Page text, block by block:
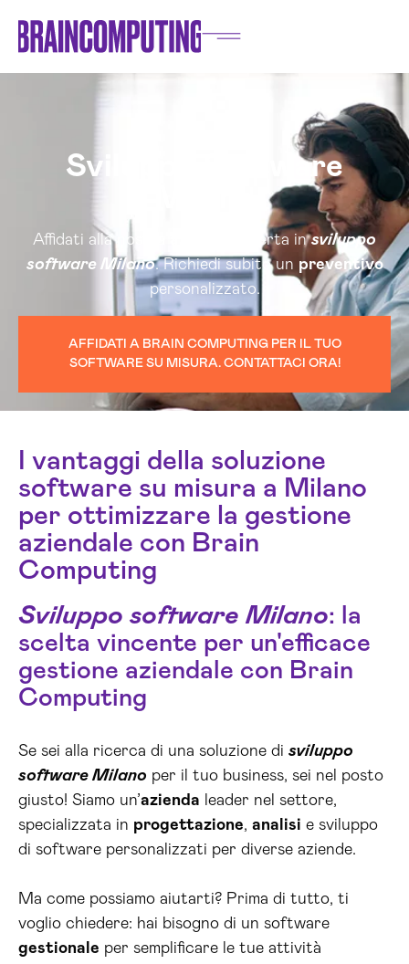
Sviluppo Software
Affidati alla nostra esperta insviluppo
software Milano. Richiedi subito un preventivo
personalizzato.
AFFIDATI A BRAIN COMPUTING PER IL TUO
SOFTWARE SU MISURA. CONTATTACI ORA!
I vantaggi della soluzione
software su misura a Milano
per ottimizzare la gestione
aziendale con Brain
Computing
Sviluppo software Milano: la
scelta vincente per un'efficace
gestione aziendale con Brain
Computing
Se sei alla ricerca di una soluzione di sviluppo
software Milano per il tuo business, sei nel posto
giusto! Siamo un’azienda leader nel settore,
specializzata in progettazione, analisi e sviluppo
di software personalizzati per diverse aziende.
Ma come possiamo aiutarti? Prima di tutto, ti
voglio chiedere: hai bisogno di un software
gestionale per semplificare le tue attività